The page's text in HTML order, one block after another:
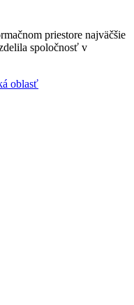
priestore najväčšie
spoločnosť v
oblasť